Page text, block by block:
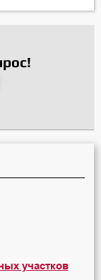
участков